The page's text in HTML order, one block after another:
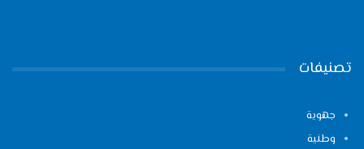
تصنيفات
جهوية
وطنية